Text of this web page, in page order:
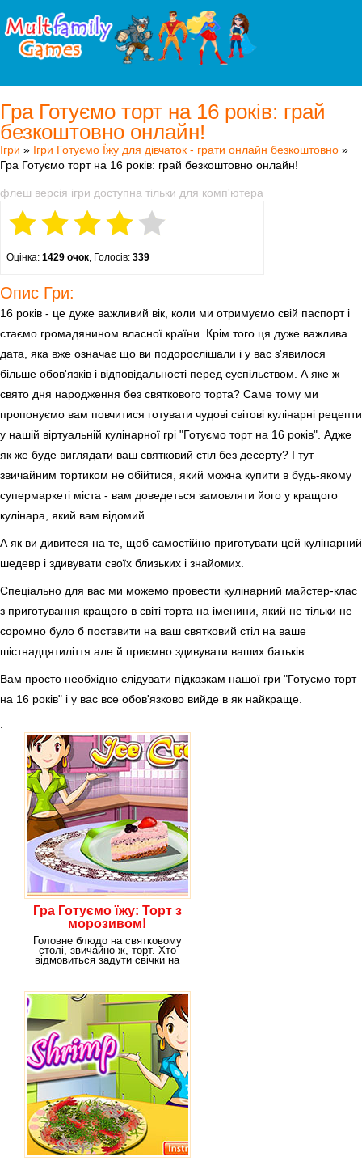
Гра Готуємо торт на 16 років: грай
безкоштовно онлайн!
Ігри » Ігри Готуємо Їжу для дівчаток - грати онлайн безкоштовно »
Гра Готуємо торт на 16 років: грай безкоштовно онлайн!
флеш версія ігри доступна тільки для комп'ютера
Оцінка: 1429 очок, Голосів: 339
Опис Гри:
16 років - це дуже важливий вік, коли ми отримуємо свій паспорт і
стаємо громадянином власної країни. Крім того ця дуже важлива
дата, яка вже означає що ви подорослішали і у вас з'явилося
більше обов'язків і відповідальності перед суспільством. А яке ж
свято дня народження без святкового торта? Саме тому ми
пропонуємо вам повчитися готувати чудові світові кулінарні рецепти
у нашій віртуальній кулінарної грі "Готуємо торт на 16 років". Адже
як же буде виглядати ваш святковий стіл без десерту? І тут
звичайним тортиком не обійтися, який можна купити в будь-якому
супермаркеті міста - вам доведеться замовляти його у кращого
кулінара, який вам відомий.
А як ви дивитеся на те, щоб самостійно приготувати цей кулінарний
шедевр і здивувати своїх близьких і знайомих.
Спеціально для вас ми можемо провести кулінарний майстер-клас
з приготування кращого в світі торта на іменини, який не тільки не
соромно було б поставити на ваш святковий стіл на ваше
шістнадцятиліття але й приємно здивувати ваших батьків.
Вам просто необхідно слідувати підказкам нашої гри "Готуємо торт
на 16 років" і у вас все обов'язково вийде в як найкраще.
Гра Готуємо їжу: Торт з
морозивом!
Головне блюдо на святковому
столі, звичайно ж, торт. Хто
відмовиться задути свічки на